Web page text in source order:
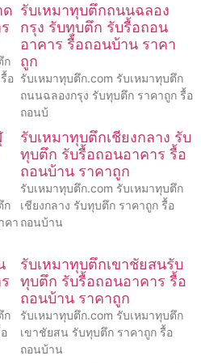
ด
ก
อ
รับเหมาทุบตึกถนนฉลอง
กรุง รับทุบตึก รับรื้อถอน
อาคาร รื้อถอนบ้าน ราคา
ถูก
รับเหมาทุบตึก.com รับเหมาทุบตึก
ถนนฉลองกรุง รับทุบตึก ราคาถูก รื้อ
ถอนบ้
ก
คา
รับเหมาทุบตึกเชียงกลาง รับ
ทุบตึก รับรื้อถอนอาคาร รื้อ
ถอนบ้าน ราคาถูก
รับเหมาทุบตึก.com รับเหมาทุบตึก
เชียงกลาง รับทุบตึก ราคาถูก รื้อ
ถอนบ้าน
ก
รับเหมาทุบตึกเขาชัยสนรับ
ทุบตึก รับรื้อถอนอาคาร รื้อ
ถอนบ้าน ราคาถูก
รับเหมาทุบตึก.com รับเหมาทุบตึก
เขาชัยสน รับทุบตึก ราคาถูก รื้อ
ถอนบ้าน